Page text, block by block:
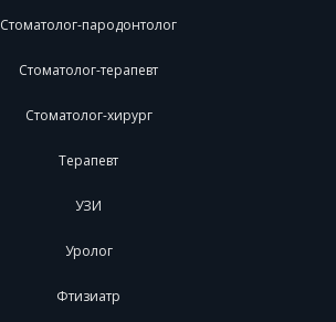
Стоматолог-пародонтолог
Стоматолог-терапевт
Стоматолог-хирург
Терапевт
УЗИ
Уролог
Фтизиатр